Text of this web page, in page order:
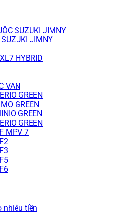
SUZUKI JIMNY
JIMNY
HYBRID
VAN
GREEN
GREEN
GREEN
GREEN
MPV 7